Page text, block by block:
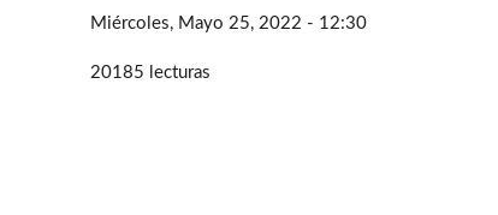
Miércoles, Mayo 25, 2022 - 12:30
20185 lecturas